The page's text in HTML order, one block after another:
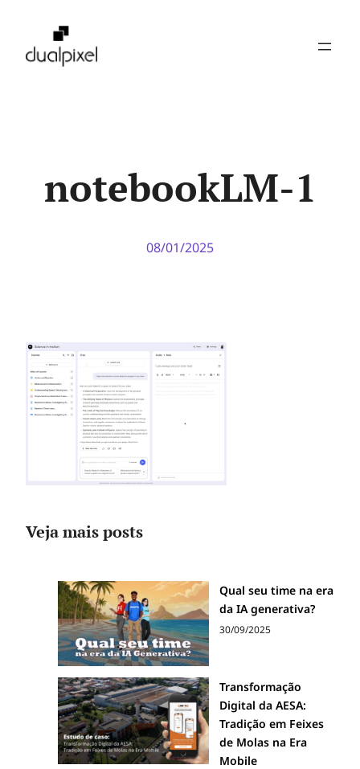
notebookLM-1
08/01/2025
Veja mais posts
Qual seu time na era
da IA generativa?
30/09/2025
Transformação
Digital da AESA:
Tradição em Feixes
de Molas na Era
Mobile